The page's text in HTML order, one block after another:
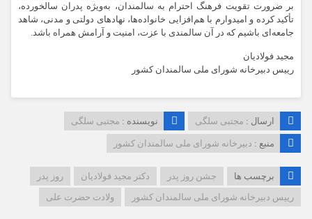
بر ضرورت تقویت فرهنگ احترام به سالمندان، به‌ویژه پدران سالخورده،
تأکید کرده و امیدوارم با هم‌افزایی خانواده‌ها، نهادهای دولتی و مدنی، شاهد
جامعه‌ای باشیم که در آن سالمندی با عزت، امنیت و آرامش همراه باشد.
مجید فولادیان
رییس دبیرخانه شورای ملی سالمندان کشور
ارسال : مجتبی سلگی نویسنده : مجتبی سلگی
منبع : دبیرخانه شورای ملی سالمندان کشور
برچسب ها جشن روز پدر دکتر مجید فولادیان
روز پدر
رییس دبیرخانه شورای ملی سالمندان کشور
ولادت حضرت علی